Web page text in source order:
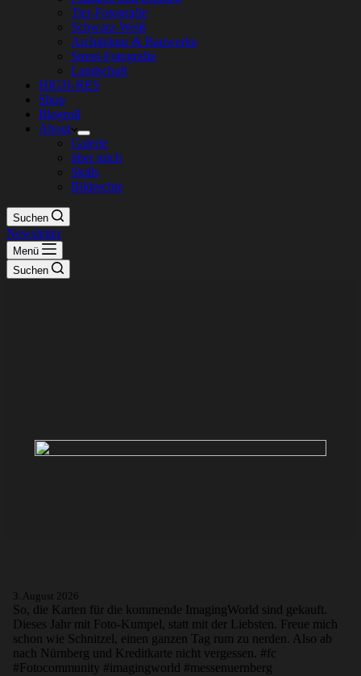
Tier-Fotografie
Schwarz-Weiß
Architektur & Bauwerke
Street-Fotografie
Landschaft
HIGH-RES
Shop
Blogroll
About
Galerie
über mich
Skills
Bildrechte
Suchen
Newsletter
Menü
Suchen
3. August 2026
So, die Karten für die kommende ImagingWorld sind gekauft.
Dieses Jahr mit Foto-Kumpel, statt mit der Liebsten. Freue mich
schon wie Schnitzel, einen ganzen Tag rum zu nerden. Also ab
nach Nürnberg und Kreditkarte nicht vergessen. #fc
#Fotocommunity #imagingworld #messenuernberg